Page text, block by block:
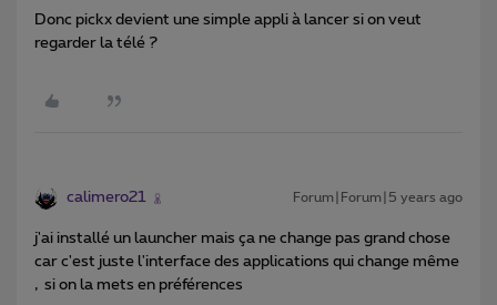
Donc pickx devient une simple appli à lancer si on veut
regarder la télé ?
calimero21 Forum|Forum|5 years ago
j'ai installé un launcher mais ça ne change pas grand chose
car c'est juste l'interface des applications qui change même
, si on la mets en préférences